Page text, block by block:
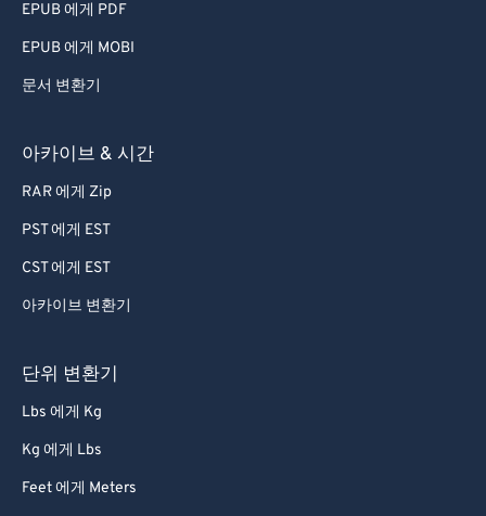
EPUB 에게 PDF
EPUB 에게 MOBI
문서 변환기
아카이브 & 시간
RAR 에게 Zip
PST 에게 EST
CST 에게 EST
아카이브 변환기
단위 변환기
Lbs 에게 Kg
Kg 에게 Lbs
Feet 에게 Meters